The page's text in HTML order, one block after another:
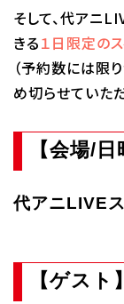
イベント
業界ナビ
Q&A・お問い合わ
高校1・2年生の
保護者の方へ
そして、代アニ
きる１日限定の
（予約数には限
め切らせていた
【会場/日
代アニLIVE
【ゲスト】